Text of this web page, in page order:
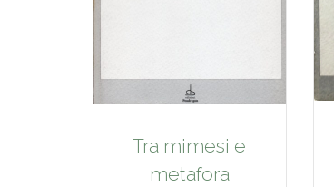
Tra mimesi e
metafora